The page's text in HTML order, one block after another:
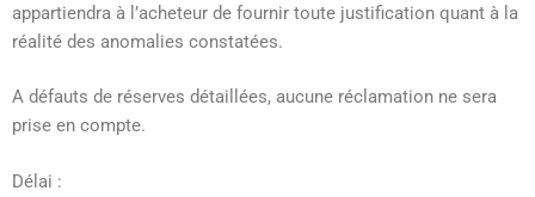
appartiendra à l’acheteur de fournir toute justification quant à la
réalité des anomalies constatées.
A défauts de réserves détaillées, aucune réclamation ne sera
prise en compte.
Délai :